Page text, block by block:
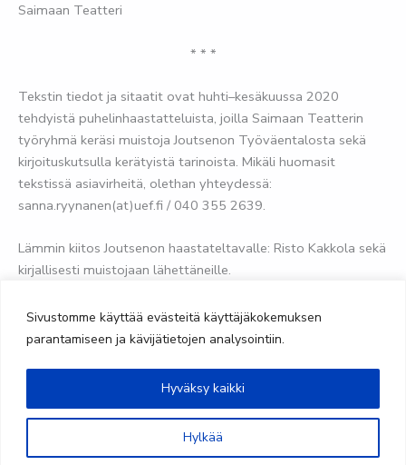
Sivustomme käyttää evästeitä käyttäjäkokemuksen
parantamiseen ja kävijätietojen analysointiin.
Hylkää
Hyväksy kaikki
Saimaan Teatteri
* * *
Tekstin tiedot ja sitaatit ovat huhti–kesäkuussa 2020
tehdyistä puhelinhaastatteluista, joilla Saimaan Teatterin
työryhmä keräsi muistoja Joutsenon Työväentalosta sekä
kirjoituskutsulla kerätyistä tarinoista. Mikäli huomasit
tekstissä asiavirheitä, olethan yhteydessä:
sanna.ryynanen(at)uef.fi / 040 355 2639.
Lämmin kiitos Joutsenon haastateltavalle: Risto Kakkola sekä
kirjallisesti muistojaan lähettäneille.
Kuvat: Saimaan Teatteri
@saimaanteatteri